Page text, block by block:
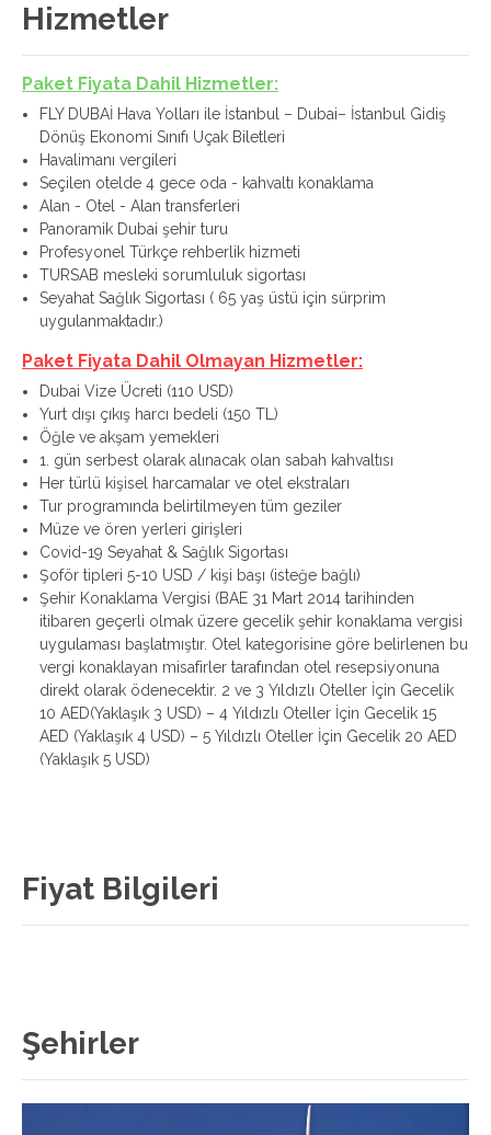
Hizmetler
Paket Fiyata Dahil Hizmetler:
FLY DUBAİ Hava Yolları ile İstanbul – Dubai– İstanbul Gidiş
Dönüş Ekonomi Sınıfı Uçak Biletleri
Havalimanı vergileri
Seçilen otelde 4 gece oda - kahvaltı konaklama
Alan - Otel - Alan transferleri
Panoramik Dubai şehir turu
Profesyonel Türkçe rehberlik hizmeti
TURSAB mesleki sorumluluk sigortası
Seyahat Sağlık Sigortası ( 65 yaş üstü için sürprim
uygulanmaktadır.)
Paket Fiyata Dahil Olmayan Hizmetler:
Dubai Vize Ücreti (110 USD)
Yurt dışı çıkış harcı bedeli (150 TL)
Öğle ve akşam yemekleri
1. gün serbest olarak alınacak olan sabah kahvaltısı
Her türlü kişisel harcamalar ve otel ekstraları
Tur programında belirtilmeyen tüm geziler
Müze ve ören yerleri girişleri
Covid-19 Seyahat & Sağlık Sigortası
Şoför tipleri 5-10 USD / kişi başı (isteğe bağlı)
Şehir Konaklama Vergisi (BAE 31 Mart 2014 tarihinden
itibaren geçerli olmak üzere gecelik şehir konaklama vergisi
uygulaması başlatmıştır. Otel kategorisine göre belirlenen bu
vergi konaklayan misafirler tarafından otel resepsiyonuna
direkt olarak ödenecektir. 2 ve 3 Yıldızlı Oteller İçin Gecelik
10 AED(Yaklaşık 3 USD) – 4 Yıldızlı Oteller İçin Gecelik 15
AED (Yaklaşık 4 USD) – 5 Yıldızlı Oteller İçin Gecelik 20 AED
(Yaklaşık 5 USD)
Fiyat Bilgileri
Şehirler